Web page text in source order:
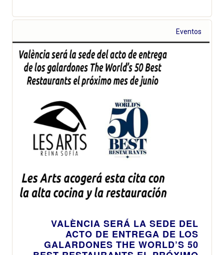
Eventos
VALÈNCIA SERÁ LA SEDE DEL
ACTO DE ENTREGA DE LOS
GALARDONES THE WORLD’S 50